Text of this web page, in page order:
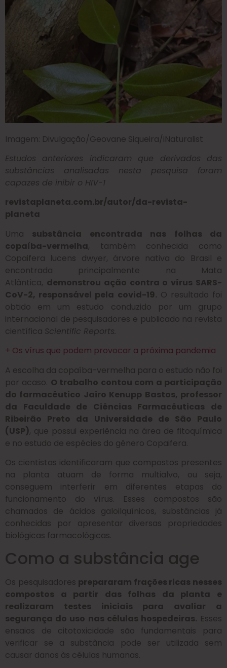
Imagem: Divulgação/Geovane Siqueira/iNaturalist
Estudos anteriores indicaram que derivados das
substâncias analisadas nesta pesquisa foram
capazes de inibir o HIV-1
revistaplaneta.com.br/autor/da-revista-
planeta
Uma substância encontrada nas folhas da
copaíba-vermelha, também conhecida como
Copaifera lucens dwyer, árvore nativa do Brasil e
encontrada principalmente na Mata
Atlântica, demonstrou ação contra o vírus SARS-
CoV-2, responsável pela covid-19. O resultado foi
obtido em um estudo conduzido por um grupo
internacional de pesquisadores e publicado na revista
científica Scientific Reports.
+ Os vírus que podem provocar a próxima pandemia
A escolha da copaíba-vermelha para o estudo não foi
por acaso. O trabalho contou com a participação
do farmacêutico Jairo Kenupp Bastos, professor
da Faculdade de Ciências Farmacêuticas de
Ribeirão Preto da Universidade de São Paulo
(USP), que possui experiência na área de fitoquímica
e no estudo de espécies do gênero Copaifera.
Os cientistas identificaram que compostos presentes
na planta atuam de forma multialvo, ou seja,
conseguem interferir em diferentes etapas do
funcionamento do vírus. Esses compostos são
chamados de ácidos galoilquínicos, substâncias já
conhecidas por apresentar diversas propriedades
biológicas farmacológicas.
Como a substância age
Os pesquisadores prepararam frações ricas nesses
compostos a partir das folhas da planta e
realizaram testes iniciais para avaliar a
segurança do uso nas células hospedeiras. Esses
ensaios de citotoxicidade são fundamentais para
verificar se a substância pode ser utilizada sem
causar danos às células humanas.